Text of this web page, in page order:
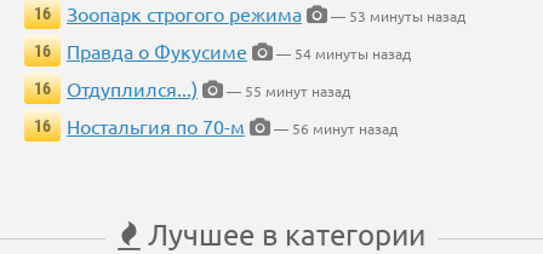
16
Зоопарк строгого режима
— 53 минуты назад
16
Правда о Фукусиме
— 54 минуты назад
16
Отдуплился...)
— 55 минут назад
16
Ностальгия по 70-м — 56 минут назад
Лучшее в категории